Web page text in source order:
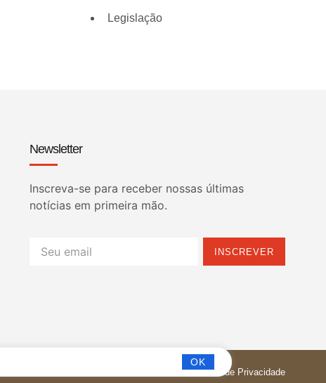
OK
Legislação
Newsletter
Inscreva-se para receber nossas últimas
notícias em primeira mão.
INSCREVER
Política de Privacidade